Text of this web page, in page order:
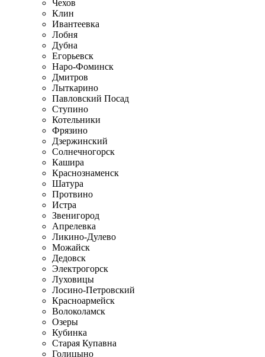
Чехов
Клин
Ивантеевка
Лобня
Дубна
Егорьевск
Наро-Фоминск
Дмитров
Лыткарино
Павловский Посад
Ступино
Котельники
Фрязино
Дзержинский
Солнечногорск
Кашира
Краснознаменск
Шатура
Протвино
Истра
Звенигород
Апрелевка
Ликино-Дулево
Можайск
Дедовск
Электрогорск
Луховицы
Лосино-Петровский
Красноармейск
Волоколамск
Озеры
Кубинка
Старая Купавна
Голицыно